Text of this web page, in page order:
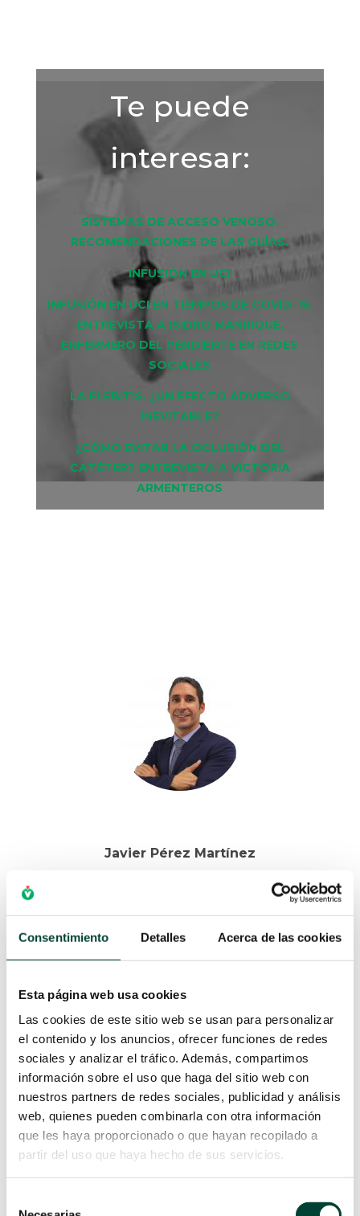
Consentimiento Detalles Acerca de las cookies
Esta página web usa cookies
Las cookies de este sitio web se usan para personalizar
el contenido y los anuncios, ofrecer funciones de redes
sociales y analizar el tráfico. Además, compartimos
información sobre el uso que haga del sitio web con
nuestros partners de redes sociales, publicidad y análisis
web, quienes pueden combinarla con otra información
que les haya proporcionado o que hayan recopilado a
partir del uso que haya hecho de sus servicios.
Te puede
interesar:
SISTEMAS DE ACCESO VENOSO.
RECOMENDACIONES DE LAS GUÍAS.
INFUSIÓN EN UCI
INFUSIÓN EN UCI EN TIEMPOS DE COVID-19.
ENTREVISTA A ISIDRO MANRIQUE,
ENFERMERO DEL PENDIENTE EN REDES
SOCIALES
LA FLEBITIS. ¿UN EFECTO ADVERSO
INEVITABLE?
¿CÓMO EVITAR LA OCLUSIÓN DEL
CATÉTER? ENTREVISTA A VICTORIA
ARMENTEROS
Javier Pérez Martínez
Emergencias – Madrid – Vygon
España
Desde hace 10 años trabajo en
Vygon intentado mejorar las
prácticas y conocimientos de
repercuta en los pacientes. He
desempeñado muchas y
variadas funciones con esfuerzo
e ilusión.
PUEDO AYUDARTE EN…
Mi trabajo es dar soluciones a